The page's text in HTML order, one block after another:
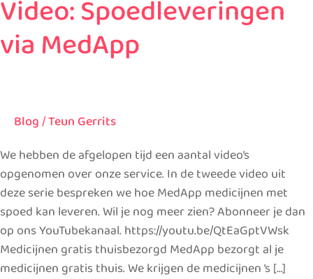
Video: Spoedleveringen
via MedApp
Blog/Teun Gerrits
We hebben de afgelopen tijd een aantal video’s
opgenomen over onze service. In de tweede video uit
deze serie bespreken we hoe MedApp medicijnen met
spoed kan leveren. Wil je nog meer zien? Abonneer je dan
op ons YouTubekanaal. https://youtu.be/QtEaGptVWsk
Medicijnen gratis thuisbezorgd MedApp bezorgt al je
medicijnen gratis thuis. We krijgen de medicijnen ’s […]